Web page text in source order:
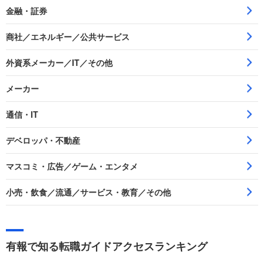
金融・証券
商社／エネルギー／公共サービス
外資系メーカー／IT／その他
メーカー
通信・IT
デベロッパ・不動産
マスコミ・広告／ゲーム・エンタメ
小売・飲食／流通／サービス・教育／その他
有報で知る転職ガイドアクセスランキング